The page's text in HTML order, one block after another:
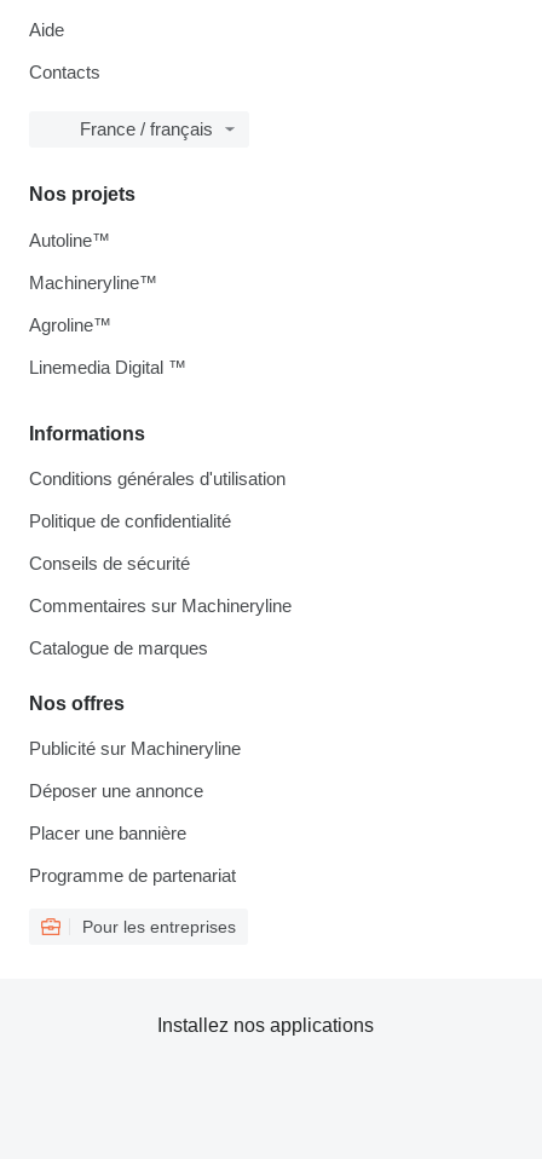
Aide
Contacts
France / français
Informations
Conditions générales d'utilisation
Politique de confidentialité
Conseils de sécurité
Commentaires sur Machineryline
Catalogue de marques
Nos offres
Publicité sur Machineryline
Déposer une annonce
Placer une bannière
Programme de partenariat
Pour les entreprises
Nos projets
Autoline™
Machineryline™
Agroline™
Linemedia Digital ™
Installez nos applications